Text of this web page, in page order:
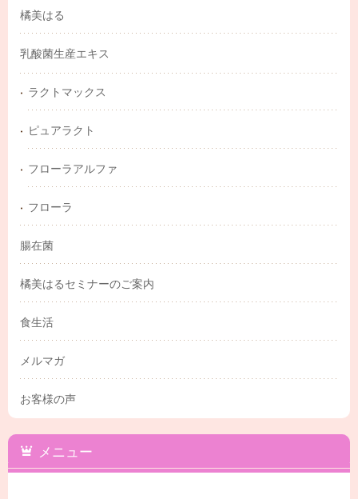
橘美はる
乳酸菌生産エキス
ラクトマックス
ピュアラクト
フローラアルファ
フローラ
腸在菌
橘美はるセミナーのご案内
食生活
メルマガ
お客様の声
メニュー